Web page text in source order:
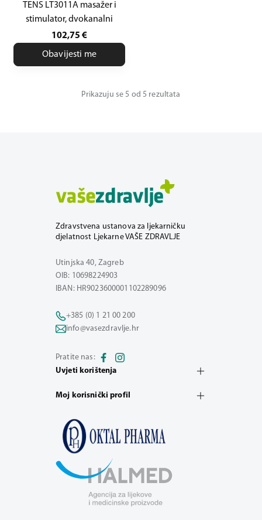
TENS LT3011A masažer i
stimulator, dvokanalni
102,75 €
Obavijesti me
Prikazuju se 5 od 5 rezultata
Zdravstvena ustanova za ljekarničku
djelatnost Ljekarne VAŠE ZDRAVLJE
Utinjska 40, Zagreb
OIB: 10698224903
IBAN: HR9023600001102289096
+385 (0) 1 21 00 200
info@vasezdravlje.hr
Pratite nas:
Uvjeti korištenja
Moj korisnički profil